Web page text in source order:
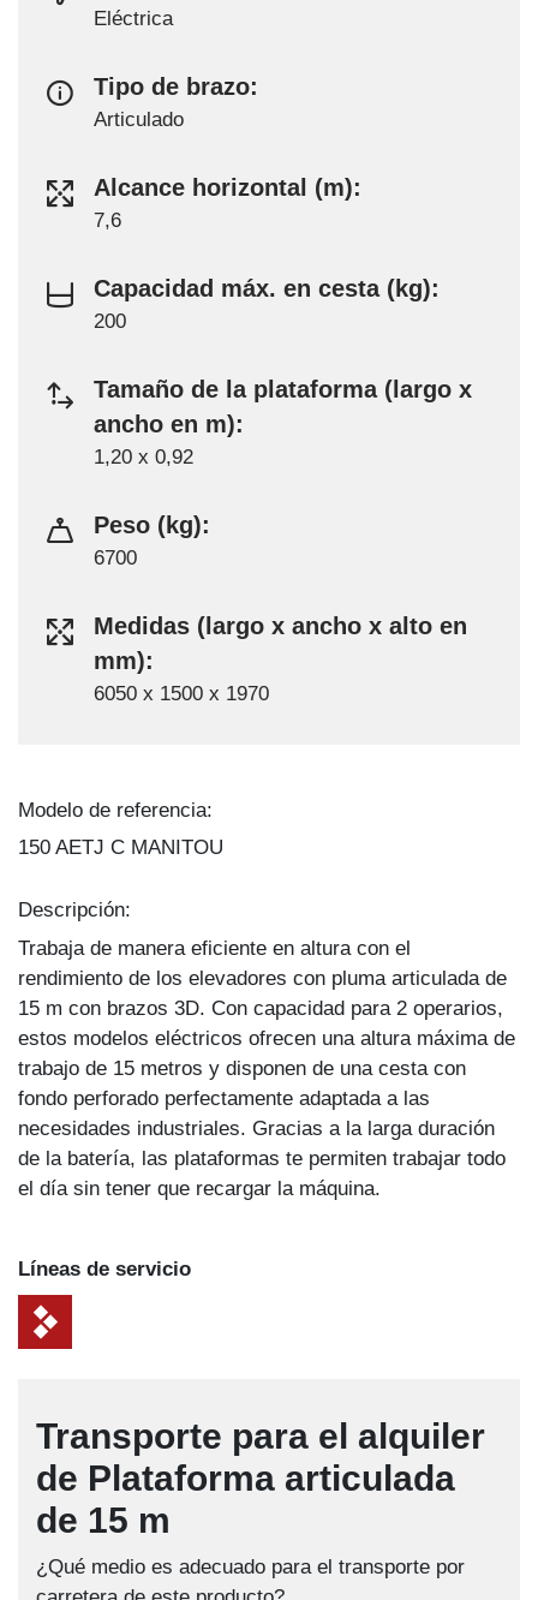
Eléctrica
Tipo de brazo:
Articulado
Alcance horizontal (m):
7,6
Capacidad máx. en cesta (kg):
200
Tamaño de la plataforma (largo x
ancho en m):
1,20 x 0,92
Peso (kg):
6700
Medidas (largo x ancho x alto en
mm):
6050 x 1500 x 1970
Modelo de referencia:
150 AETJ C MANITOU
Descripción:
Trabaja de manera eficiente en altura con el
rendimiento de los elevadores con pluma articulada de
15 m con brazos 3D. Con capacidad para 2 operarios,
estos modelos eléctricos ofrecen una altura máxima de
trabajo de 15 metros y disponen de una cesta con
fondo perforado perfectamente adaptada a las
necesidades industriales. Gracias a la larga duración
de la batería, las plataformas te permiten trabajar todo
el día sin tener que recargar la máquina.
Líneas de servicio
Transporte para el alquiler
de Plataforma articulada
de 15 m
¿Qué medio es adecuado para el transporte por